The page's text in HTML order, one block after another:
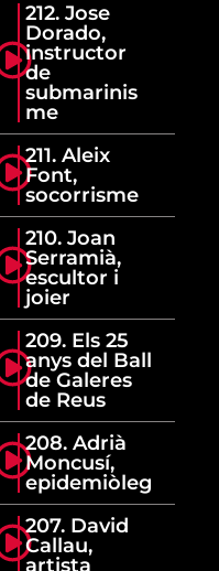
212. Jose
Dorado,
instructor
de
submarinis
me
211. Aleix
Font,
socorrisme
210. Joan
Serramià,
escultor i
joier
209. Els 25
anys del Ball
de Galeres
de Reus
208. Adrià
Moncusí,
epidemiòleg
207. David
Callau,
artista